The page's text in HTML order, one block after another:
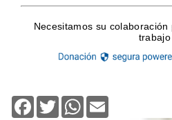
Facebook
TwitterWhatsApp